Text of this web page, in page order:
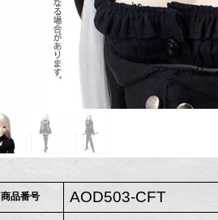
商品番号 AOD503-CFT